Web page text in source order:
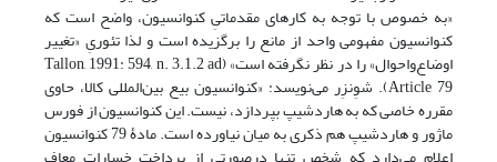
«به خصوص با توجه به کارهای مقدماتیِ کنوانسیون، واضح است که
کنوانسیون مفهومی واحد از مانع را برگزیده است و لذا تئوریِ «تغییر
اوضاع‌واحوال» را در نظر نگرفته است» (Tallon, 1991: 594, n. 3.1.2 ad
Article 79). شوِنزِر می‌نویسد: «کنوانسیون بیع بین‌المللی کالا، حاوی
مقرره خاصی که به هاردشیپ بپردازد، نیست. این کنوانسیون از فورس
ماژور و هاردشیپ هم ذکری به میان نیاورده است. مادۀ 79 کنوانسیون